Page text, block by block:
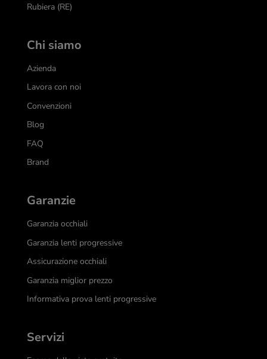
Rubiera (RE)
Chi siamo
Azienda
Lavora con noi
Convenzioni
Blog
FAQ
Brand
Garanzie
Garanzia occhiali
Garanzia lenti progressive
Assicurazione occhiali
Garanzia miglior prezzo
Informativa prova lenti progressive
Servizi